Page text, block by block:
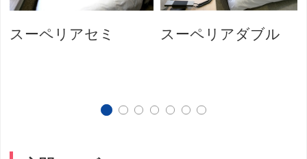
スーペリアセミ スーペリアダブル